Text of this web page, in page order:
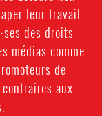
leur travail
des droits
médias comme
de
aux